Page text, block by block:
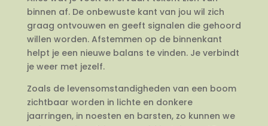
binnen af. De onbewuste kant van jou wil zich
graag ontvouwen en geeft signalen die gehoord
willen worden. Afstemmen op de binnenkant
helpt je een nieuwe balans te vinden. Je verbindt
je weer met jezelf.
Zoals de levensomstandigheden van een boom
zichtbaar worden in lichte en donkere
jaarringen, in noesten en barsten, zo kunnen we